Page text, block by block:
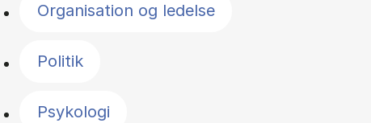
Organisation og ledelse
Politik
Psykologi